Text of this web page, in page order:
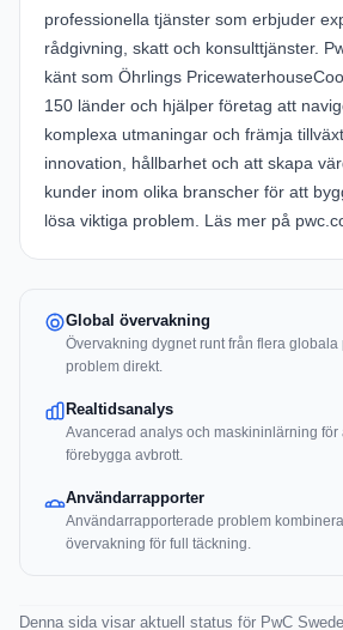
professionella tjänster som erbjuder
rådgivning, skatt och konsulttjänster.
känt som Öhrlings
150 länder och hjälper företag att
komplexa utmaningar och främja
innovation, hållbarhet och att skapa
kunder inom olika branscher för att
lösa viktiga problem. Läs mer på
Global övervakning
Övervakning dygnet runt från flera globala
problem direkt.
Realtidsanalys
Avancerad analys och maskininlärning för
förebygga avbrott.
Användarrapporter
Användarrapporterade problem
övervakning för full täckning.
Denna sida visar aktuell status för PwC